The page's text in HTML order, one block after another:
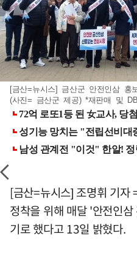
[금산=뉴시스] 금산군 안전인삼
(사진= 금산군 제공) *재판매 및
[금산=뉴시스] 조명휘 기자
정착을 위해 매달 '안전인
기로 했다고 13일 밝혔다.